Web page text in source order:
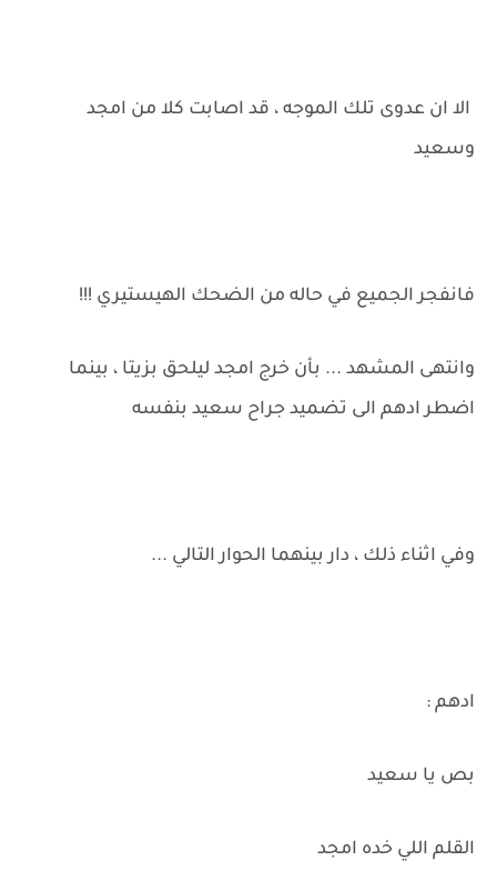
الا ان عدوى تلك الموجه ، قد اصابت كلا من امجد
وسعيد
فانفجر الجميع في حاله من الضحك الهيستيري !!!
وانتهى المشهد ... بأن خرج امجد ليلحق بزيتا ، بينما
اضطر ادهم الى تضميد جراح سعيد بنفسه
وفي اثناء ذلك ، دار بينهما الحوار التالي ...
ادهم :
بص يا سعيد
القلم اللي خده امجد